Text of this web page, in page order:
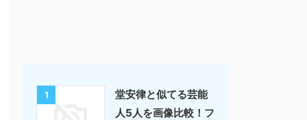
1
堂安律と似てる芸能
人5人を画像比較！フ